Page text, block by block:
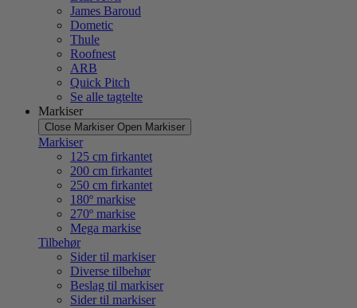
James Baroud
Dometic
Thule
Roofnest
ARB
Quick Pitch
Se alle tagtelte
Markiser
Close Markiser Open Markiser
Markiser
125 cm firkantet
200 cm firkantet
250 cm firkantet
180º markise
270º markise
Mega markise
Tilbehør
Sider til markiser
Diverse tilbehør
Beslag til markiser
Sider til markiser